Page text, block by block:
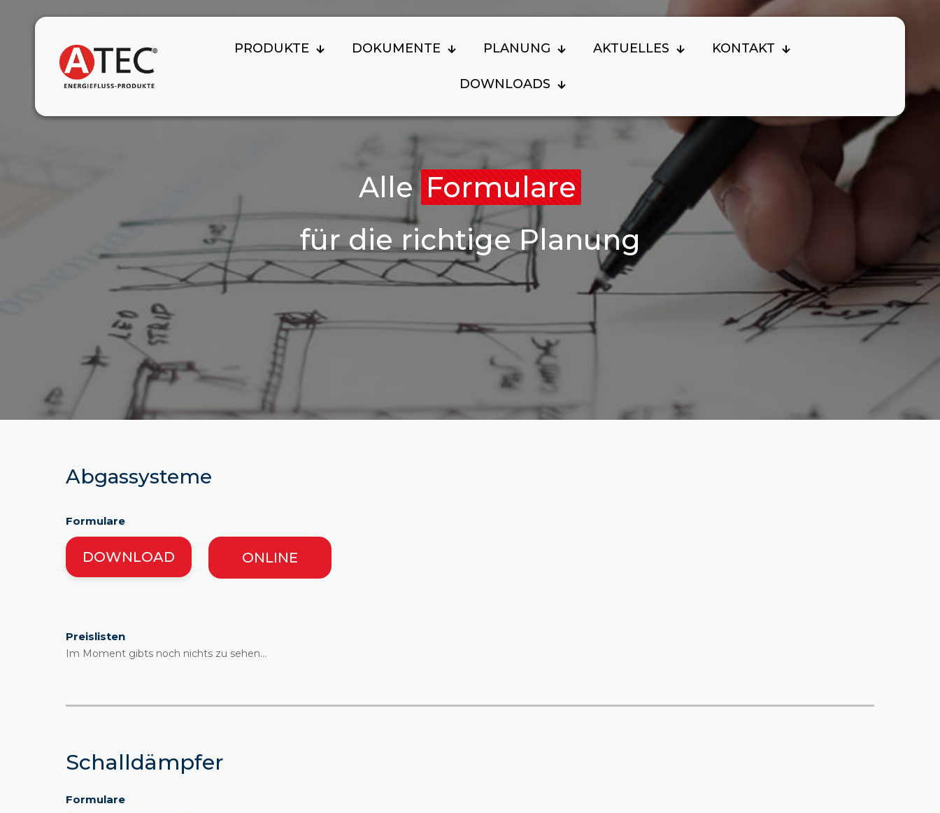
PRODUKTE DOKUMENTE PLANUNG AKTUELLES KONTAKT
DOWNLOADS
Alle Formulare
für die richtige Planung
Abgassysteme
Formulare
DOWNLOAD ONLINE
Preislisten
Im Moment gibts noch nichts zu sehen...
Schalldämpfer
Formulare